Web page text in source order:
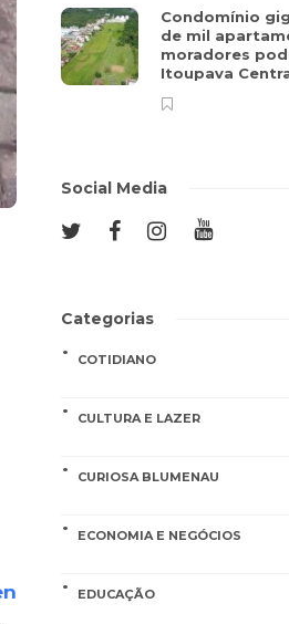
Condomínio
de mil
moradores
Itoupava
Social Media
Categorias
COTIDIANO
CULTURA E LAZER
CURIOSA BLUMENAU
ECONOMIA E NEGÓCIOS
EDUCAÇÃO